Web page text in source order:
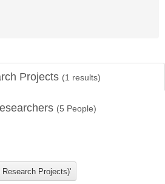
Projects (1 results)
(5 People)